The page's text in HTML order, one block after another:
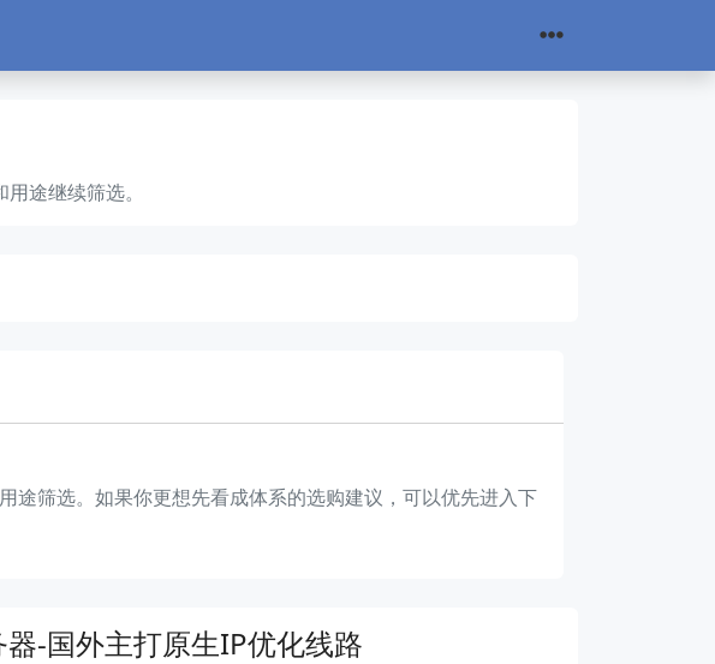
途继续筛选。
途筛选。如果你更想先看成体系的选购建议，可以优先进入下
-国外主打原生IP优化线路